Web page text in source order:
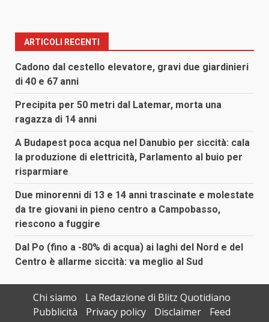
ARTICOLI RECENTI
Cadono dal cestello elevatore, gravi due giardinieri
di 40 e 67 anni
Precipita per 50 metri dal Latemar, morta una
ragazza di 14 anni
A Budapest poca acqua nel Danubio per siccità: cala
la produzione di elettricità, Parlamento al buio per
risparmiare
Due minorenni di 13 e 14 anni trascinate e molestate
da tre giovani in pieno centro a Campobasso,
riescono a fuggire
Dal Po (fino a -80% di acqua) ai laghi del Nord e del
Centro è allarme siccità: va meglio al Sud
Chi siamo
La Redazione di Blitz Quotidiano
Pubblicità
Privacy policy Disclaimer Feed